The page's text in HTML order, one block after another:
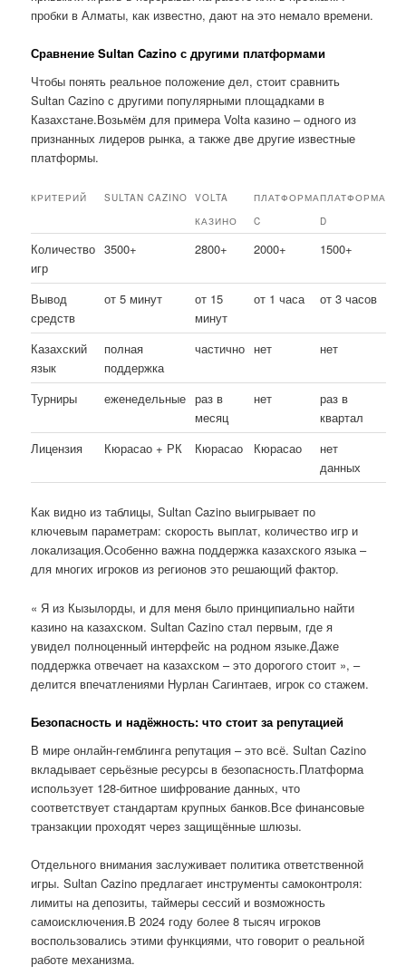
пробки в Алматы, как известно, дают на это немало времени.
Сравнение Sultan Cazino с другими платформами
Чтобы понять реальное положение дел, стоит сравнить
Sultan Cazino с другими популярными площадками в
Казахстане.Возьмём для примера Volta казино – одного из
признанных лидеров рынка, а также две другие известные
платформы.
КРИТЕРИЙ SULTAN CAZINO
VOLTA
КАЗИНО
ПЛАТФОРМА
C
ПЛАТФОРМА
D
Количество
игр
3500+ 2800+ 2000+ 1500+
Вывод
средств
от 5 минут
от 15
минут
от 1 часа от 3 часов
Казахский
язык
полная
поддержка
частично нет нет
Турниры еженедельные раз в
месяц
нет
раз в
квартал
Лицензия
Кюрасао + РК Кюрасао Кюрасао
нет
данных
Как видно из таблицы, Sultan Cazino выигрывает по
ключевым параметрам: скорость выплат, количество игр и
локализация.Особенно важна поддержка казахского языка –
для многих игроков из регионов это решающий фактор.
« Я из Кызылорды, и для меня было принципиально найти
казино на казахском. Sultan Cazino стал первым, где я
увидел полноценный интерфейс на родном языке.Даже
поддержка отвечает на казахском – это дорогого стоит », –
делится впечатлениями Нурлан Сагинтаев, игрок со стажем.
Безопасность и надёжность: что стоит за репутацией
В мире онлайн-гемблинга репутация – это всё. Sultan Cazino
вкладывает серьёзные ресурсы в безопасность.Платформа
использует 128-битное шифрование данных, что
соответствует стандартам крупных банков.Все финансовые
транзакции проходят через защищённые шлюзы.
Отдельного внимания заслуживает политика ответственной
игры. Sultan Cazino предлагает инструменты самоконтроля:
лимиты на депозиты, таймеры сессий и возможность
самоисключения.В 2024 году более 8 тысяч игроков
воспользовались этими функциями, что говорит о реальной
работе механизма.